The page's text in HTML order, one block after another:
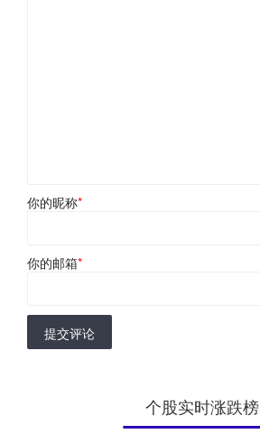
你的昵称*
你的邮箱*
提交评论
个股实时涨跌榜